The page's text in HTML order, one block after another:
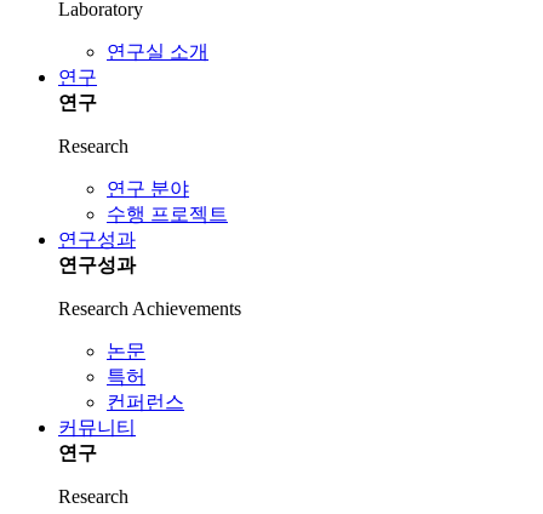
Laboratory
연구실 소개
연구
연구
Research
연구 분야
수행 프로젝트
연구성과
연구성과
Research Achievements
논문
특허
컨퍼런스
커뮤니티
연구
Research